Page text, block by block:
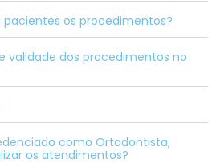
pacientes os procedimentos?
validade dos procedimentos no
como Ortodontista,
os atendimentos?